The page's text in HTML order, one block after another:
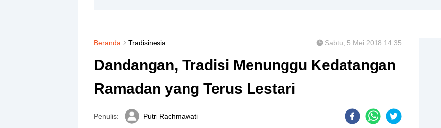
Beranda Tradisinesia Sabtu, 5 Mei 2018 14:35
Dandangan, Tradisi Menunggu Kedatangan
Ramadan yang Terus Lestari
Penulis: Putri Rachmawati